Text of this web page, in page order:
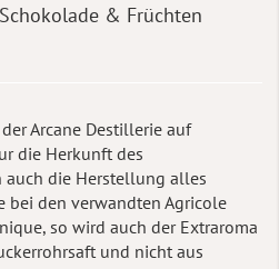
& Früchten
Arcane Destillerie auf
die Herkunft des
auch die Herstellung alles
bei den verwandten Agricole
so wird auch der Extraroma
und nicht aus